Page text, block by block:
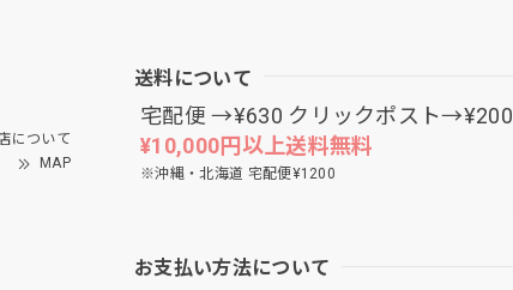
について
MAP
送料について
宅配便 →¥630 クリックポスト→¥200
¥10,000円以上送料無料
※沖縄・北海道 宅配便¥1200
お支払い方法について